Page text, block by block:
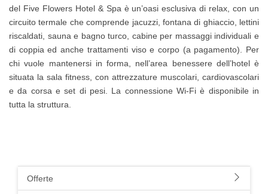
del Five Flowers Hotel & Spa è un’oasi esclusiva di relax, con un
circuito termale che comprende jacuzzi, fontana di ghiaccio, lettini
riscaldati, sauna e bagno turco, cabine per massaggi individuali e
di coppia ed anche trattamenti viso e corpo (a pagamento). Per
chi vuole mantenersi in forma, nell’area benessere dell’hotel è
situata la sala fitness, con attrezzature muscolari, cardiovascolari
e da corsa e set di pesi. La connessione Wi-Fi è disponibile in
tutta la struttura.
Offerte